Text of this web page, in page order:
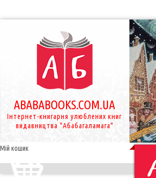
ABABABOOKS.COM.UA
Інтернет-книгарня улюблених книг
видавництва "Абабагаламага"
Мій кошик